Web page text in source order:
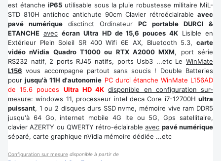
est étanche iP65 utilisable sous la pluie robustesse militaire MiL-
STD 810H antichoc antichute 90cm Clavier rétroéclairable avec
pavé numérique disctinct Ordinateur PC portable DURCI &
ETANCHE avec écran Ultra HD de 15,6 pouces 4K Lisible en
Extérieur Plein Soleil SR 400 Wifi 6E AX, Bluetooth 5.3, carte
vidéo nVidia Quadro T1000 ou RTX A2000 MXM, port série
RS232 natif, 2 ports RJ45 natifs, ports Usb3 ...etc Le WinMate
L156 vous accompagne partout sans soucis ! Double Batteries
pourjusqu'à 11H d'autonomie PC durci étanche WinMate L156AD
de 15.6 pouces Ultra HD 4K disponible en configuration sur-
mesure: windows 11, processeur intel deca Core i7-12700H ultra
puissant, 1 ou 2 disques durs SSD nvme, mémoire vive ram DDR5
jusqu'à 64 Go, internet mobile 4G lte ou 5G, Gps satellitaire,
clavier AZERTY ou QWERTY rétro-éclairableavec pavé numérique
séparé, carte graphique nVidia mémoire dédiée ...etc
Configuration sur mesure disponible à partir de